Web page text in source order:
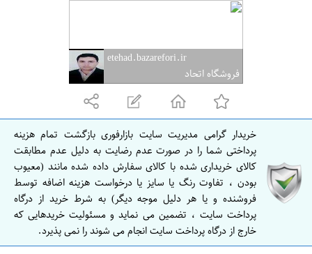
ص
ه
ا
ن
ا
ص
ف
ه
ا
ن
etehad.bazarefori.ir
فروشگاه اتحاد
خریدار گرامی مدیریت سایت بازارفوری بازگشت تمام هزینه
پرداختی شما را در صورت عدم رضایت به دلیل عدم مطابقت
کالای خریداری شده با کالای سفارش داده شده مانند (معیوب
بودن ، تفاوت رنگ یا سایز یا درخواست هزینه اضافه توسط
فروشنده و یا هر دلیل موجه دیگر) به شرط خرید از درگاه
پرداخت سایت ، تضمین می نماید و مسئولیت خریدهایی که
خارج از درگاه پرداخت سایت انجام می شوند را نمی پذیرد.